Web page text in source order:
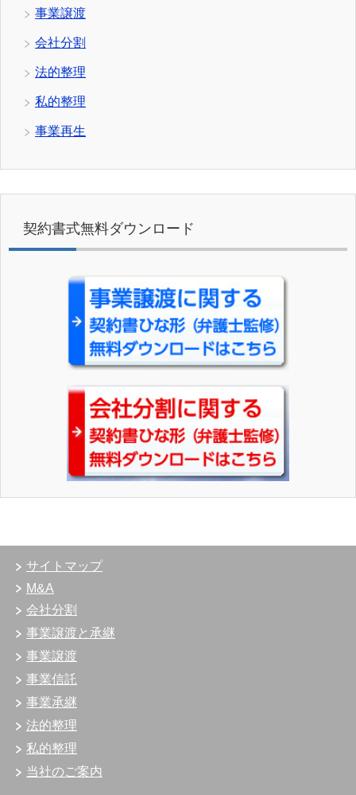
事業譲渡
会社分割
法的整理
私的整理
事業再生
契約書式無料ダウンロード
サイトマップ
M&A
会社分割
事業譲渡と承継
事業譲渡
事業信託
事業承継
法的整理
私的整理
当社のご案内